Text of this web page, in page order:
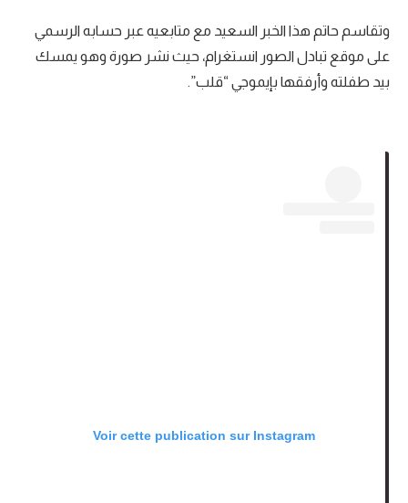
وتقاسم حاتم هذا الخبر السعيد مع متابعيه عبر حسابه الرسمي
على موقع تبادل الصور انستغرام، حيث نشر صورة وهو يمسك
بيد طفلته وأرفقها بإيموجي “قلب”.
Voir cette publication sur Instagram